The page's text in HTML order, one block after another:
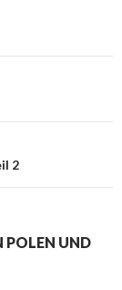
2
POLEN UND